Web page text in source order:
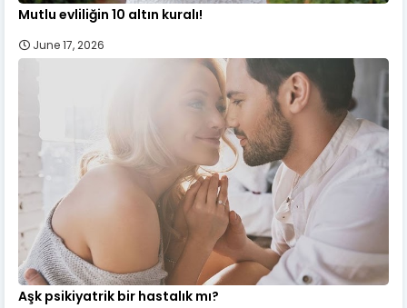
Mutlu evliliğin 10 altın kuralı!
June 17, 2026
Aşk psikiyatrik bir hastalık mı?